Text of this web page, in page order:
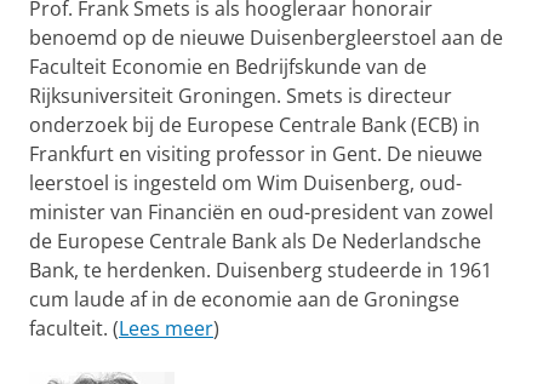
Prof. Frank Smets is als hoogleraar honorair
benoemd op de nieuwe Duisenbergleerstoel aan de
Faculteit Economie en Bedrijfskunde van de
Rijksuniversiteit Groningen. Smets is directeur
onderzoek bij de Europese Centrale Bank (ECB) in
Frankfurt en visiting professor in Gent. De nieuwe
leerstoel is ingesteld om Wim Duisenberg, oud-
minister van Financiën en oud-president van zowel
de Europese Centrale Bank als De Nederlandsche
Bank, te herdenken. Duisenberg studeerde in 1961
cum laude af in de economie aan de Groningse
faculteit. (Lees meer)